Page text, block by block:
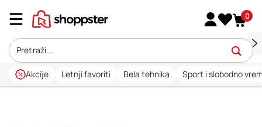
0
Akcije Letnji favoriti Bela tehnika Sport i slobodno